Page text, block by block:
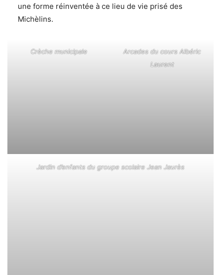
une forme réinventée à ce lieu de vie prisé des
Michèlins.
Crèche municipale
Arcades du cours Albéric
Laurent
Jardin d’enfants du groupe scolaire Jean Jaurès